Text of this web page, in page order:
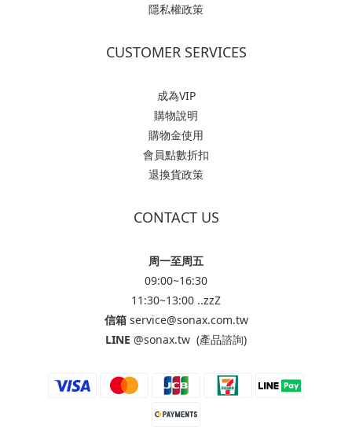
隱私權政策
CUSTOMER SERVICES
成為VIP
購物說明
購物金使用
會員點數折扣
退換貨政策
CONTACT US
周一至周五
09:00~16:30
11:30~13:00 ..zzZ
信箱service@sonax.com.tw
LINE @sonax.tw (產品諮詢)